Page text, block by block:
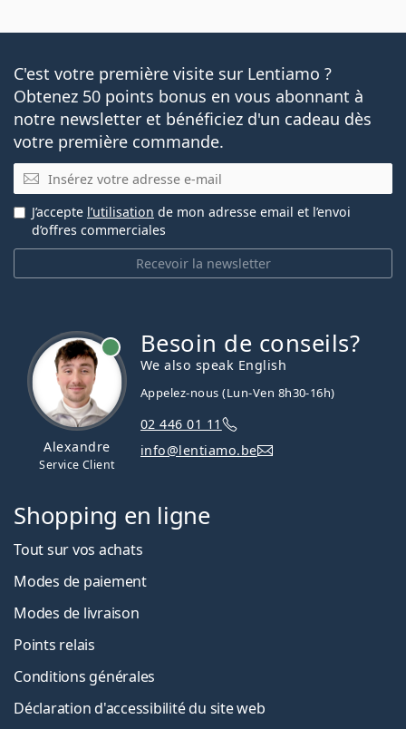
C'est votre première visite sur Lentiamo ?
Obtenez 50 points bonus en vous abonnant à
notre newsletter et bénéficiez d'un cadeau dès
votre première commande.
E-mail
Recevoir la newsletter
J’accepte l’utilisation de mon adresse email et l’envoi
d’offres commerciales
Alexandre
Service Client
Besoin de conseils?
We also speak English
Appelez-nous (Lun-Ven 8h30-16h)
02 446 01 11
info@lentiamo.be
Shopping en ligne
Tout sur vos achats
Modes de paiement
Modes de livraison
Points relais
Conditions générales
Déclaration d'accessibilité du site web